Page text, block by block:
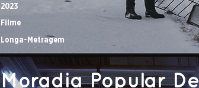
Longa-Metragem
2023
Filme
Moradia Popular De